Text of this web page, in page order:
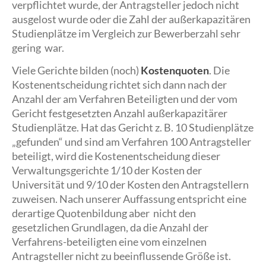
verpflichtet wurde, der Antragsteller jedoch nicht
ausgelost wurde oder die Zahl der außerkapazitären
Studienplätze im Vergleich zur Bewerberzahl sehr
gering war.
Viele Gerichte bilden (noch) Kostenquoten. Die
Kostenentscheidung richtet sich dann nach der
Anzahl der am Verfahren Beteiligten und der vom
Gericht festgesetzten Anzahl außerkapazitärer
Studienplätze. Hat das Gericht z. B. 10 Studienplätze
„gefunden“ und sind am Verfahren 100 Antragsteller
beteiligt, wird die Kostenentscheidung dieser
Verwaltungsgerichte 1/10 der Kosten der
Universität und 9/10 der Kosten den Antragstellern
zuweisen. Nach unserer Auffassung entspricht eine
derartige Quotenbildung aber nicht den
gesetzlichen Grundlagen, da die Anzahl der
Verfahrens-beteiligten eine vom einzelnen
Antragsteller nicht zu beeinflussende Größe ist.